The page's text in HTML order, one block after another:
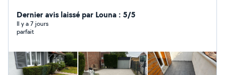
Dernier avis laissé par Louna : 5/5
Il y a 7 jours
parfait